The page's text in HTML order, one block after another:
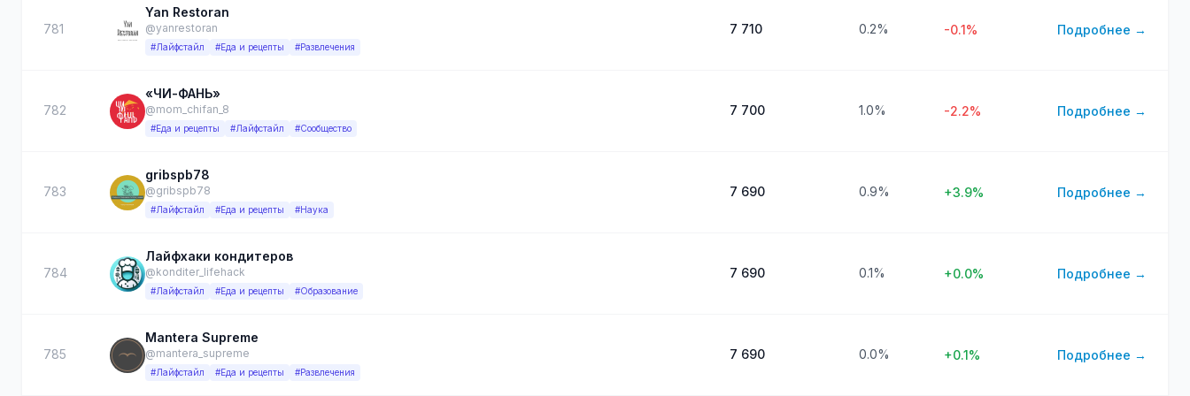
781
Yan Restoran
@yanrestoran
#Лайфстайл #Еда и рецепты #Развлечения
7 710 0.2% -0.1% Подробнее →
782
«ЧИ-ФАНЬ»
@mom_chifan_8
#Еда и рецепты #Лайфстайл #Сообщество
7 700 1.0% -2.2% Подробнее →
783
gribspb78
@gribspb78
#Лайфстайл #Еда и рецепты #Наука
7 690 0.9% +3.9% Подробнее →
784
Лайфхаки кондитеров
@konditer_lifehack
#Лайфстайл #Еда и рецепты #Образование
7 690 0.1% +0.0% Подробнее →
785
Mantera Supreme
@mantera_supreme
#Лайфстайл #Еда и рецепты #Развлечения
7 690 0.0% +0.1% Подробнее →